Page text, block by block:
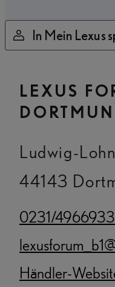
In Mein Lexus
LEXUS
Ludwig-
44143
0231/
(Opens
Händler-